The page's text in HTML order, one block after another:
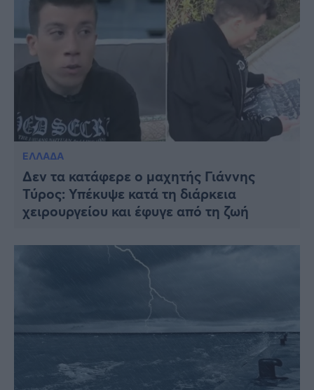
ΕΛΛΑΔΑ
Δεν τα κατάφερε ο μαχητής Γιάννης
Τύρος: Υπέκυψε κατά τη διάρκεια
χειρουργείου και έφυγε από τη ζωή